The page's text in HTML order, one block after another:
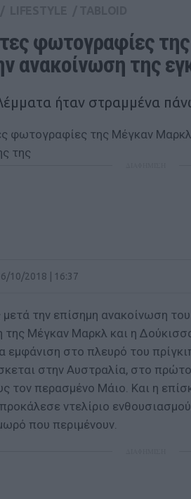
φωτογραφίες
ανακοίνωση της
ήταν στραμμένα
10/2018 | 16:37
την επίσημη ανακοίνωση
της Μέγκαν Μαρκλ και η
εμφάνιση στο πλευρό του
στην Αυστραλία, στο
τον περασμένο Μάιο. Και η
ντελίριο
που περιμένουν.